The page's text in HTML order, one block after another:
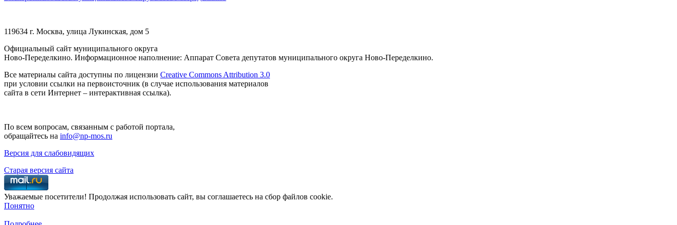
119634 г. Москва, улица Лукинская, дом 5
Официальный сайт муниципального округа
Ново-Переделкино. Информационное наполнение: Аппарат Совета депутатов муниципального округа Ново-Переделкино.
Все материалы сайта доступны по лицензии Creative Commons Attribution 3.0
при условии ссылки на первоисточник (в случае использования материалов
сайта в сети Интернет – интерактивная ссылка).
По всем вопросам, связанным с работой портала,
обращайтесь на info@np-mos.ru
Версия для слабовидящих
Старая версия сайта
Уважаемые посетители! Продолжая использовать сайт, вы соглашаетесь на сбор файлов cookie.
Понятно